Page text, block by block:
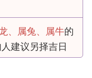
、属兔、属牛的
建议另择吉日